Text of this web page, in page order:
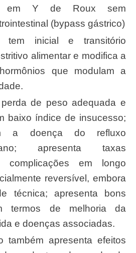
em Y de Roux sem
(bypass gástrico)
alimentar e modifica a
que modulam a
baixo índice de insucesso;
a doença do refluxo
apresenta taxas
complicações em longo
reversível, embora
técnica; apresenta bons
termos de melhoria da
e doenças associadas.